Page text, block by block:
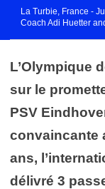
La Turbie, France -
Coach Adi Huetter
L’Olympique
sur le
PSV
convaincante
ans,
délivré 3